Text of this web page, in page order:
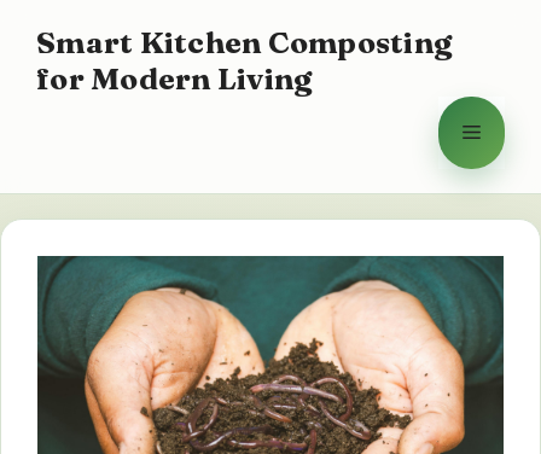
innehåll
Smart Kitchen Composting
for Modern Living
Meny